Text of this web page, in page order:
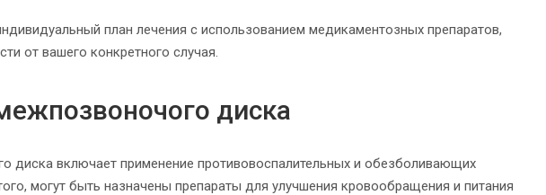
план лечения с использованием медикаментозных препаратов,
от вашего конкретного случая.
диска
диска включает применение противовоспалительных и обезболивающих
могут быть назначены препараты для улучшения кровообращения и питания